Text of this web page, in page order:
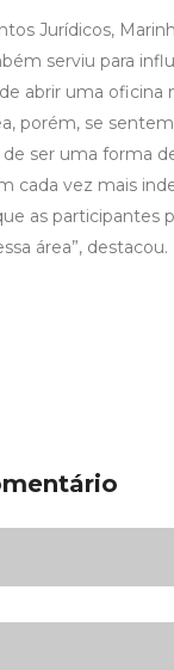
Jurídicos,
serviu para
abrir uma oficina
porém, se
ser uma forma
cada vez mais
as participantes
área”, destacou.